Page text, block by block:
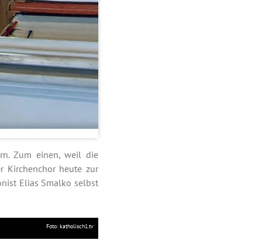
Zum einen, weil die
Kirchenchor heute zur
Elias Smalko selbst
Foto: katholisch1.tv